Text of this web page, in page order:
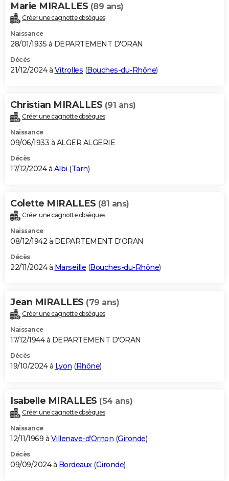
Marie MIRALLES (89 ans)
Créer une cagnotte obsèques
Naissance
28/01/1935 à DEPARTEMENT D'ORAN
Décès
21/12/2024 à Vitrolles (Bouches-du-Rhône)
Christian MIRALLES (91 ans)
Créer une cagnotte obsèques
Naissance
09/06/1933 à ALGER ALGERIE
Décès
17/12/2024 à Albi (Tarn)
Colette MIRALLES (81 ans)
Créer une cagnotte obsèques
Naissance
08/12/1942 à DEPARTEMENT D'ORAN
Décès
22/11/2024 à Marseille (Bouches-du-Rhône)
Jean MIRALLES (79 ans)
Créer une cagnotte obsèques
Naissance
17/12/1944 à DEPARTEMENT D'ORAN
Décès
19/10/2024 à Lyon (Rhône)
Isabelle MIRALLES (54 ans)
Créer une cagnotte obsèques
Naissance
12/11/1969 à Villenave-d'Ornon (Gironde)
Décès
09/09/2024 à Bordeaux(Gironde)